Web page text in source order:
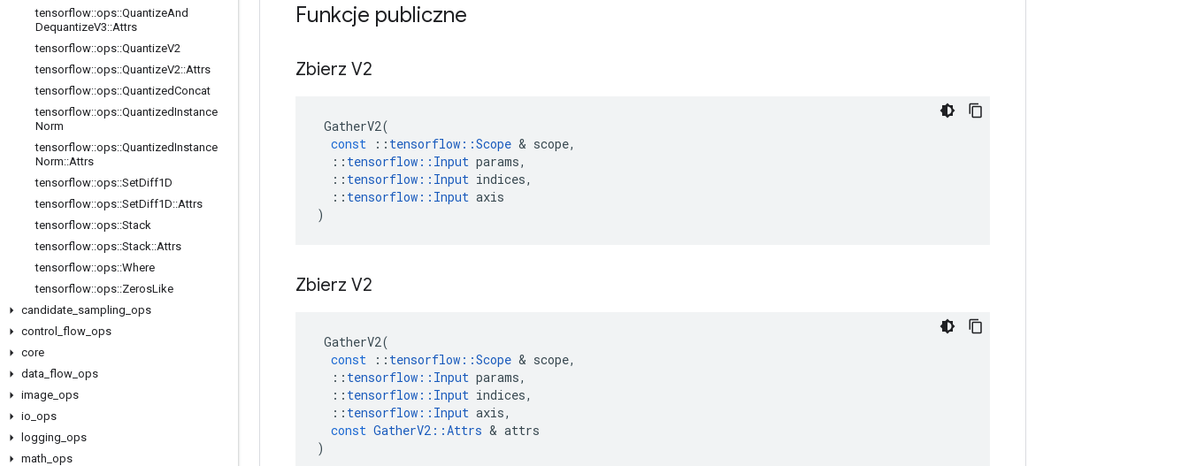
tensorflow::ops::QuantizeAnd
DequantizeV3::Attrs
tensorflow::ops::QuantizeV2
tensorflow::ops::QuantizeV2::Attrs
tensorflow::ops::QuantizedConcat
tensorflow::ops::QuantizedInstance
Norm
tensorflow::ops::QuantizedInstance
Norm::Attrs
tensorflow::ops::SetDiff1D
tensorflow::ops::SetDiff1D::Attrs
tensorflow::ops::Stack
tensorflow::ops::Stack::Attrs
tensorflow::ops::Where
tensorflow::ops::ZerosLike
candidate sampling ops
control
flow ops
core
data flow ops
image ops
io ops
logging ops
math ops
Funkcje publiczne
Zbierz V2
GatherV2(
const
:: tensorflow ::Scope & scope,
:: tensorflow :: Input params,
:: tensorflow :: Input indices,
:: tensorflow :: Input axis
)
Zbierz V2
GatherV2(
const
:: tensorflow ::Scope & scope,
:: tensorflow :: Input params,
:: tensorflow :: Input indices,
:: tensorflow :: Input axis,
const GatherV2 ::Attrs & attrs
)